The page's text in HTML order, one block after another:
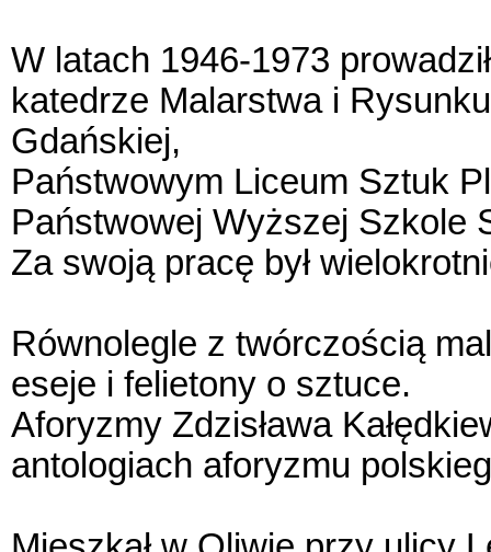
W latach 1946-1973
katedrze Malarstwa i
Gdańskiej,
Państwowym Liceum Sztuk
Państwowej Wyższej Szkole
Za swoją pracę był
Równolegle z twórczością
eseje i felietony o sztuce.
Aforyzmy Zdzisława
antologiach aforyzmu